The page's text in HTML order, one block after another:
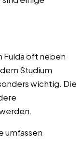
Fulda oft neben
Studium
wichtig. Die
umfassen